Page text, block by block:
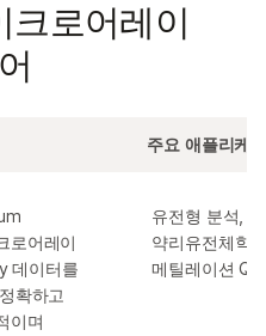
크로어레이
주요 애플리케
로어레이
데이터를
확하고
이며
유전형 분석,
약리유전체학
메틸레이션 QC